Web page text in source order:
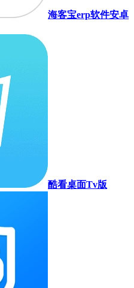
海客宝erp软件安卓
酷看桌面Tv版